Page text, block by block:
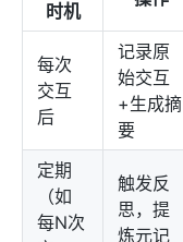
时机
每次
交互
后
记录原
始交互
+生成摘
要
定期
（如
每N次
触发反
思，提
炼元记